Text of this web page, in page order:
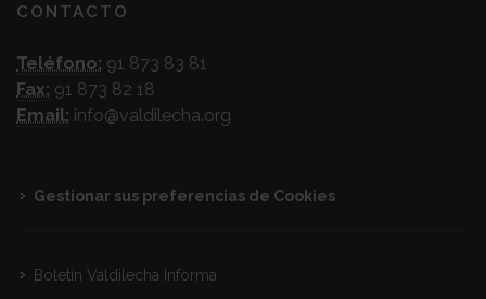
CONTACTO
Teléfono: 91 873 83 81
Fax: 91 873 82 18
Email: info@valdilecha.org
Gestionar sus preferencias de Cookies
Boletín Valdilecha Informa